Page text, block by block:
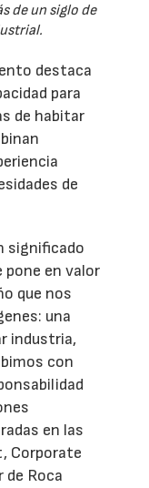
de un siglo de
destaca
para
de habitar
de
significado
pone en valor
que nos
una
industria,
con
en las
Corporate
Roca